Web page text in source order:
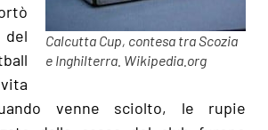
Calcutta Cup, contesa tra Scozia
e Inghilterra. Wikipedia.org
del
venne sciolto, le rupie